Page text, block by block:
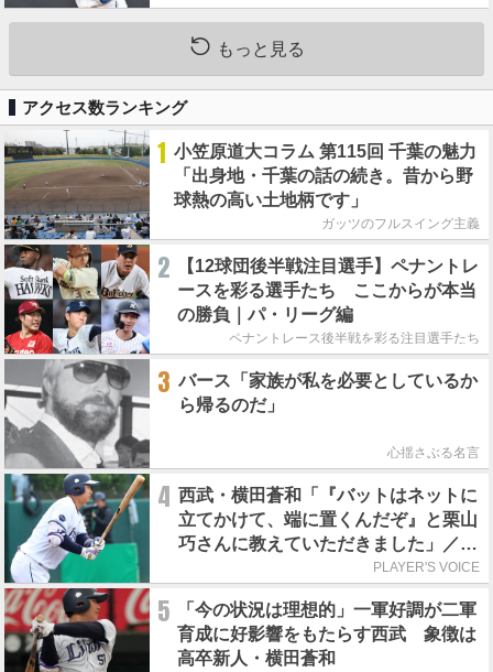
もっと見る
アクセス数ランキング
1 小笠原道大コラム 第115回 千葉の魅力
「出身地・千葉の話の続き。昔から野
球熱の高い土地柄です」
ガッツのフルスイング主義
2
【12球団後半戦注目選手】ペナントレ
ースを彩る選手たち ここからが本当
の勝負｜パ・リーグ編
ペナントレース後半戦を彩る注目選手たち
3 バース「家族が私を必要としているか
ら帰るのだ」
心揺さぶる名言
4 西武・横田蒼和「『バットはネットに
立てかけて、端に置くんだぞ』と栗山
巧さんに教えていただきました」／憧
PLAYER'S VOICE
5
「今の状況は理想的」一軍好調が二軍
育成に好影響をもたらす西武 象徴は
高卒新人・横田蒼和